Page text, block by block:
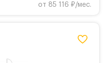
от 85 116 ₽/мес.